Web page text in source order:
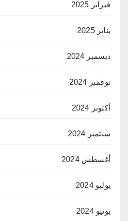
فبراير 2025
يناير 2025
ديسمبر 2024
نوفمبر 2024
أكتوبر 2024
سبتمبر 2024
أغسطس 2024
يوليو 2024
يونيو 2024